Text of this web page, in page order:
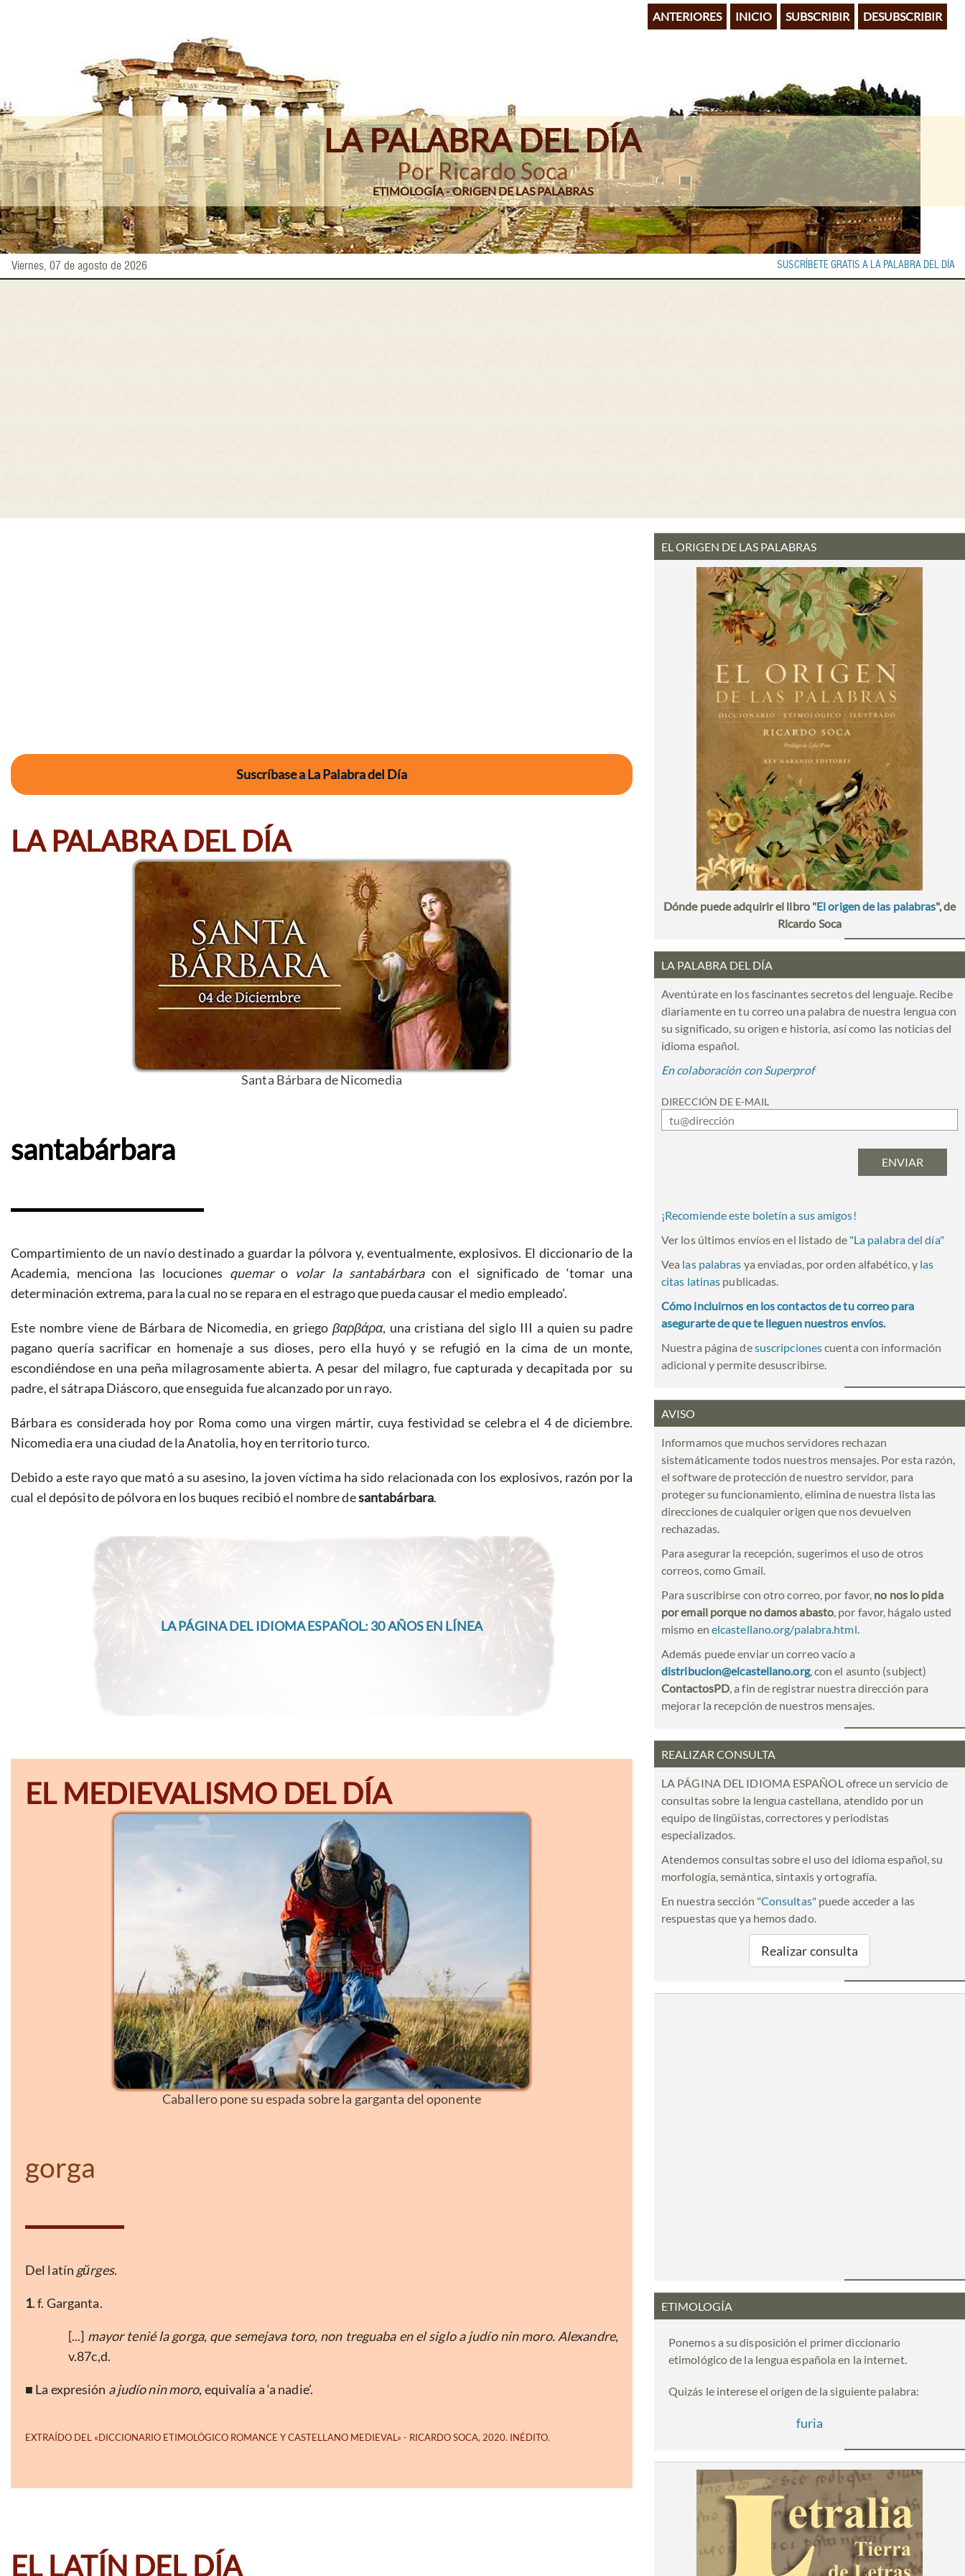
ANTERIORES INICIO SUBSCRIBIR DESUBSCRIBIR
LA PALABRA DEL DÍA
Por Ricardo Soca
ETIMOLOGÍA - ORIGEN DE LAS PALABRAS
Viernes, 07 de agosto de 2026 SUSCRÍBETE GRATIS A LA PALABRA DEL DÍA
Suscríbase a La Palabra del Día
LA PALABRA DEL DÍA
Santa Bárbara de Nicomedia
santabárbara
Compartimiento de un navío destinado a guardar la pólvora y, eventualmente, explosivos. El diccionario de la
Academia, menciona las locuciones quemar o volar la santabárbaracon el significado de ‘tomar una
determinación extrema, para la cual no se repara en el estrago que pueda causar el medio empleado’.
Este nombre viene de Bárbara de Nicomedia, en griego βαρβάρα, una cristiana del siglo III a quien su padre
pagano quería sacrificar en homenaje a sus dioses, pero ella huyó y se refugió en la cima de un monte,
escondiéndose en una peña milagrosamente abierta. A pesar del milagro, fue capturada y decapitada por su
padre, el sátrapa Diáscoro, que enseguida fue alcanzado por un rayo.
Bárbara es considerada hoy por Roma como una virgen mártir, cuya festividad se celebra el 4 de diciembre.
Nicomedia era una ciudad de la Anatolia, hoy en territorio turco.
Debido a este rayo que mató a su asesino, la joven víctima ha sido relacionada con los explosivos, razón por la
cual el depósito de pólvora en los buques recibió el nombre desantabárbara.
LA PÁGINA DEL IDIOMA ESPAÑOL: 30 AÑOS EN LÍNEA
EL MEDIEVALISMO DEL DÍA
Caballero pone su espada sobre la garganta del oponente
gorga
Del latín gŭrges.
1. f. Garganta.
[...] mayor tenié la gorga, que semejava toro, non treguaba en el siglo a judío nin moro. Alexandre,
v.87c,d.
■ La expresión a judío nin moro, equivalía a ‘a nadie’.
EL LATÍN DEL DÍA
EL ORIGEN DE LAS PALABRAS
Dónde puede adquirir el libro "El origen de las palabras", de
Ricardo Soca
LA PALABRA DEL DÍA
Aventúrate en los fascinantes secretos del lenguaje. Recibe
diariamente en tu correo una palabra de nuestra lengua con
su significado, su origen e historia, así como las noticias del
idioma español.
En colaboración con Superprof
DIRECCIÓN DE E-MAIL
¡Recomiende este boletín a sus amigos!
Ver los últimos envíos en el listado de "La palabra del día"
Vea las palabras ya enviadas, por orden alfabético, y las
citas latinas publicadas.
Cómo incluirnos en los contactos de tu correo para
asegurarte de que te lleguen nuestros envíos.
Nuestra página desuscripcionescuenta con información
adicional y permite desuscribirse.
AVISO
Informamos que muchos servidores rechazan
sistemáticamente todos nuestros mensajes. Por esta razón,
el software de protección de nuestro servidor, para
proteger su funcionamiento, elimina de nuestra lista las
direcciones de cualquier origen que nos devuelven
rechazadas.
Para asegurar la recepción, sugerimos el uso de otros
correos, como Gmail.
Para suscribirse con otro correo, por favor, no nos lo pida
por email porque no damos abasto, por favor, hágalo usted
mismo en elcastellano.org/palabra.html.
Además puede enviar un correo vacío a
distribucion@elcastellano.org, con el asunto (subject)
ContactosPD, a fin de registrar nuestra dirección para
mejorar la recepción de nuestros mensajes.
REALIZAR CONSULTA
LA PÁGINA DEL IDIOMA ESPAÑOL ofrece un servicio de
consultas sobre la lengua castellana, atendido por un
equipo de lingüistas, correctores y periodistas
especializados.
Atendemos consultas sobre el uso del idioma español, su
morfología, semántica, sintaxis y ortografía.
En nuestra sección "Consultas" puede acceder a las
respuestas que ya hemos dado.
Realizar consulta
ETIMOLOGÍA
Ponemos a su disposición el primer diccionario
etimológico de la lengua española en la internet.
Quizás le interese el origen de la siguiente palabra:
furia